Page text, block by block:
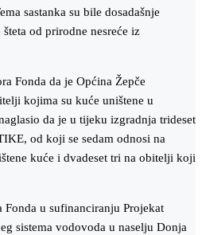
sastanka su bile dosadašnje
od prirodne nesreće iz
Fonda da je Općina Žepče
kojima su kuće uništene u
da je u tijeku izgradnja trideset
od koji se sedam odnosi na
kuće i dvadeset tri na obitelji koji
Fonda u sufinanciranju Projekat
sistema vodovoda u naselju Donja